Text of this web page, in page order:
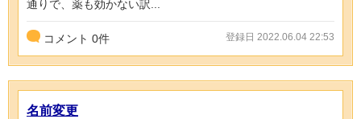
通りで、薬も効かない訳...
コメント 0件 登録日 2022.06.04 22:53
名前変更